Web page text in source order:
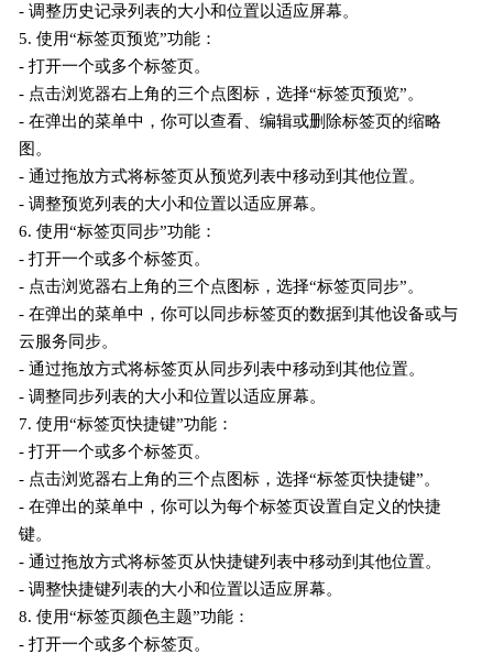
- 调整历史记录列表的大小和位置以适应屏幕。
5. 使用“标签页预览”功能：
- 打开一个或多个标签页。
- 点击浏览器右上角的三个点图标，选择“标签页预览”。
- 在弹出的菜单中，你可以查看、编辑或删除标签页的缩略
图。
- 通过拖放方式将标签页从预览列表中移动到其他位置。
- 调整预览列表的大小和位置以适应屏幕。
6. 使用“标签页同步”功能：
- 打开一个或多个标签页。
- 点击浏览器右上角的三个点图标，选择“标签页同步”。
- 在弹出的菜单中，你可以同步标签页的数据到其他设备或与
云服务同步。
- 通过拖放方式将标签页从同步列表中移动到其他位置。
- 调整同步列表的大小和位置以适应屏幕。
7. 使用“标签页快捷键”功能：
- 打开一个或多个标签页。
- 点击浏览器右上角的三个点图标，选择“标签页快捷键”。
- 在弹出的菜单中，你可以为每个标签页设置自定义的快捷
键。
- 通过拖放方式将标签页从快捷键列表中移动到其他位置。
- 调整快捷键列表的大小和位置以适应屏幕。
8. 使用“标签页颜色主题”功能：
- 打开一个或多个标签页。